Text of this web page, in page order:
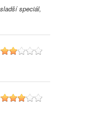
speciál,
7
8